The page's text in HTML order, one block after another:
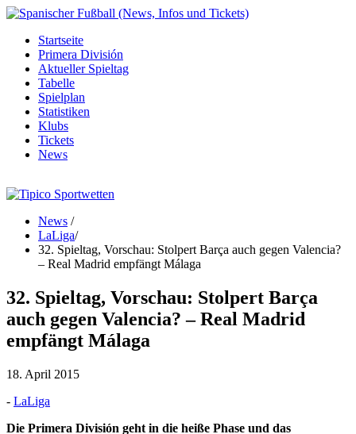
Startseite
Primera División
Aktueller Spieltag
Tabelle
Spielplan
Statistiken
Klubs
Tickets
News
News /
LaLiga/
32. Spieltag, Vorschau: Stolpert Barça auch gegen Valencia?
– Real Madrid empfängt Málaga
32. Spieltag, Vorschau: Stolpert Barça
auch gegen Valencia? – Real Madrid
empfängt Málaga
18. April 2015
- LaLiga
Die Primera División geht in die heiße Phase und das